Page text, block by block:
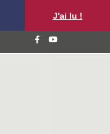
J'ai lu !